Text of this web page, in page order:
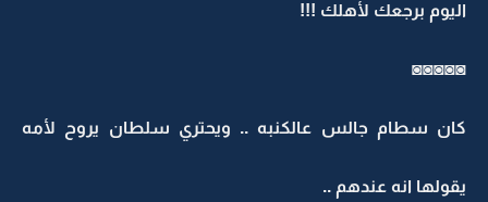
اليوم برجعك لأهلك !!!
◙◙◙◙◙
كان سطام جالس عالكنبه .. ويحتري سلطان يروح لأمه
يقولها انه عندهم ..